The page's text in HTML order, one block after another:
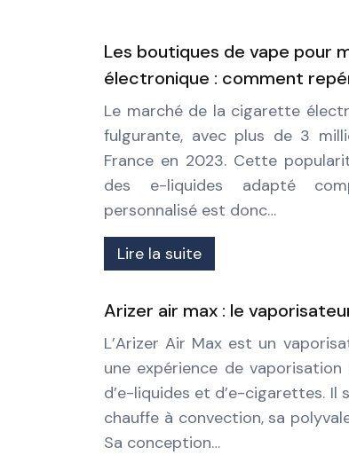
Les boutiques de vape pour
électronique : comment
Le marché de la cigarette
fulgurante, avec plus de 3
France en 2023. Cette
des e-liquides adapté
personnalisé est donc…
Lire la suite
Arizer air max : le
L’Arizer Air Max est un
une expérience de
d’e-liquides et d’e-cigarettes.
chauffe à convection, sa
Sa conception…